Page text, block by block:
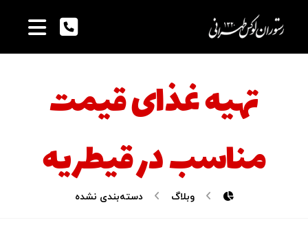
تهیه غذای قیمت
مناسب در قیطریه
وبلاگ دسته‌بندی نشده